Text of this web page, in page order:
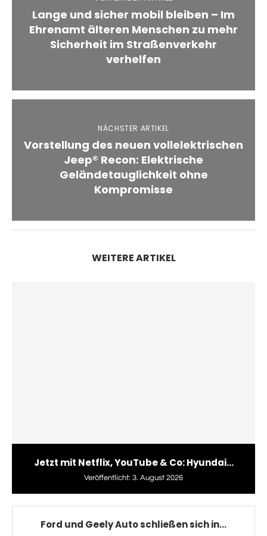
Lange und sicher mobil bleiben – Im
Ehrenamt älteren Menschen zu mehr
Sicherheit im Straßenverkehr
verhelfen
NÄCHSTER ARTIKEL
Vorstellung des neuen vollelektrischen
Jeep® Recon: Elektrische
Geländetauglichkeit ohne
Kompromisse
WEITERE ARTIKEL
Jetzt mit Netflix, YouTube & Co: Hyundai...
Veröffentlicht: 3. August 2026
Ford und Geely Auto schließen sich in...